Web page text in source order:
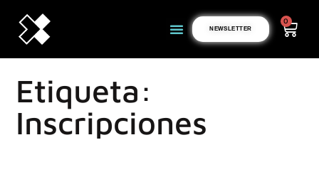
NEWSLETTER
0
Etiqueta:
Inscripciones